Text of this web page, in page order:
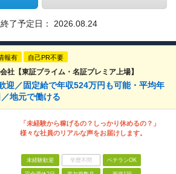
了予定日： 2026.08.24
報有 自己PR不要
社【東証プライム・名証プレミア上場】
迎／固定給で年収524万円も可能・平均年
地元で働ける
「未経験から稼げるの？しっかり休めるの？」
様々な社員のリアルな声をお届けします。
未経験歓迎 学歴不問 ベテランOK